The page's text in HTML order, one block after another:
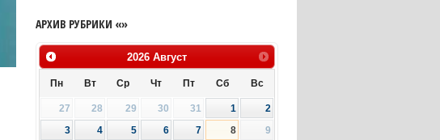
АРХИВ РУБРИКИ «»
2026 Август
Пн Вт Ср Чт Пт Сб Вс
27 28 29 30 31 1
2
3
4 5 6 7 8
9